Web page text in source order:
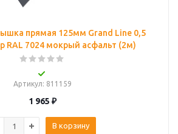
прямая 125мм Grand Line 0,5
RAL 7024 мокрый асфальт (2м)
Артикул: 811159
1 965 ₽
В корзину